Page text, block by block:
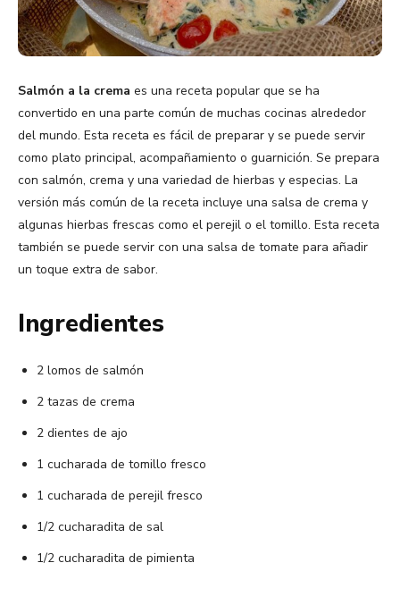
Salmón a la crema es una receta popular que se ha
convertido en una parte común de muchas cocinas alrededor
del mundo. Esta receta es fácil de preparar y se puede servir
como plato principal, acompañamiento o guarnición. Se prepara
con salmón, crema y una variedad de hierbas y especias. La
versión más común de la receta incluye una salsa de crema y
algunas hierbas frescas como el perejil o el tomillo. Esta receta
también se puede servir con una salsa de tomate para añadir
un toque extra de sabor.
Ingredientes
2 lomos de salmón
2 tazas de crema
2 dientes de ajo
1 cucharada de tomillo fresco
1 cucharada de perejil fresco
1/2 cucharadita de sal
1/2 cucharadita de pimienta